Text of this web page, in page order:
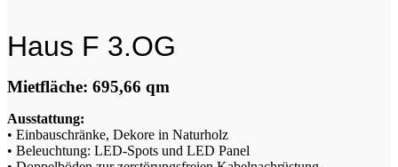
Haus F 3.OG
Mietfläche: 695,66 qm
Ausstattung:
• Einbauschränke, Dekore in Naturholz
• Beleuchtung: LED-Spots und LED Panel